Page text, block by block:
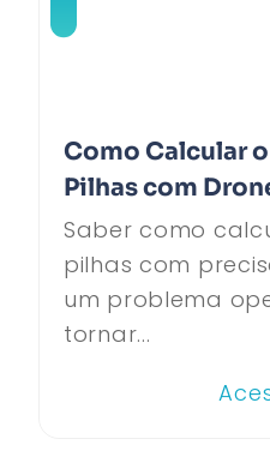
Como Calcular
Pilhas com
Saber como
pilhas com
um problema
tornar...